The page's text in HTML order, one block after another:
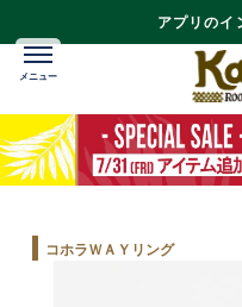
アプリのイ
コホラＷＡＹリング